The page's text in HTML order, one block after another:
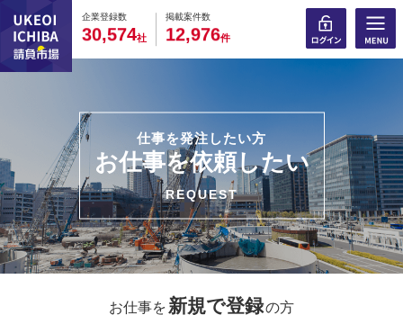
企業登録数
0
3
0
0,
0
5
0
74社
掲載案件数
0
1
0
2,
0
9
0
76件
仕事を発注したい方
お仕事を依頼したい
REQUEST
お仕事を 新規で登録の方